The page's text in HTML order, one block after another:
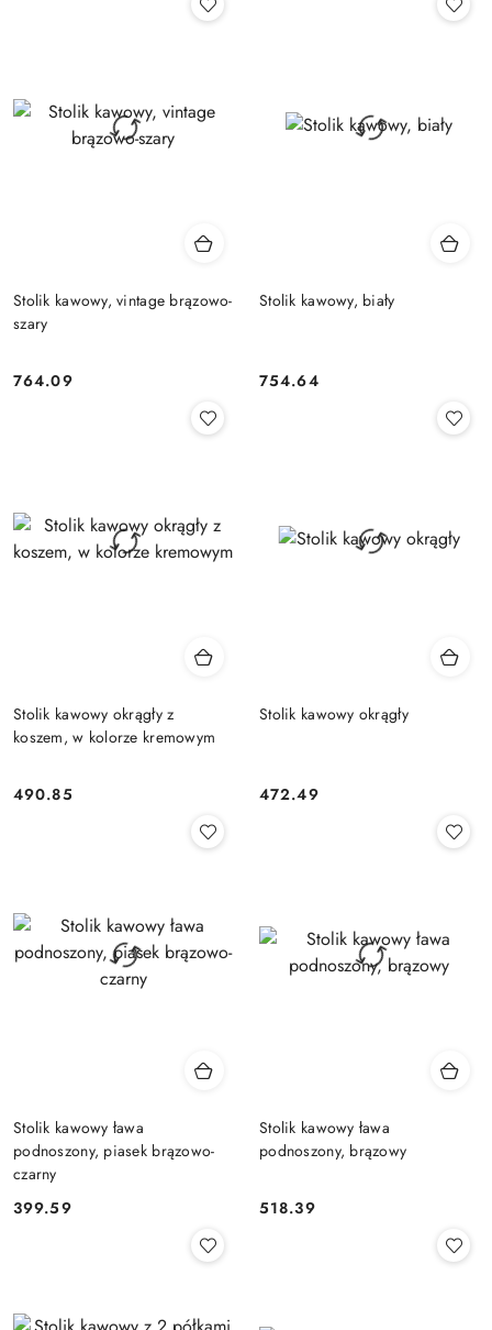
Stolik kawowy, vintage brązowo-
szary
Cena:
764.09
Stolik kawowy, biały
Cena:
754.64
Stolik kawowy okrągły z
koszem, w kolorze kremowym
Cena:
490.85
Stolik kawowy okrągły
Cena:
472.49
Stolik kawowy ława
podnoszony, piasek brązowo-
czarny
Cena:
399.59
Stolik kawowy ława
podnoszony, brązowy
Cena:
518.39